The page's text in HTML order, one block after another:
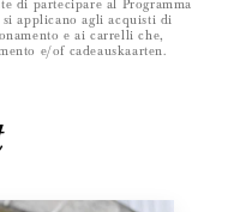
si applicano agli acquisti di
e ai carrelli che,
e/of cadeauskaarten.